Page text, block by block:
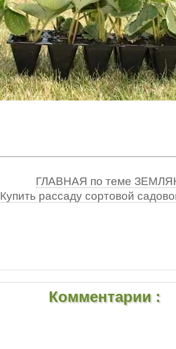
ГЛАВНАЯ по теме
Купить рассаду сортовой
Комментарии :